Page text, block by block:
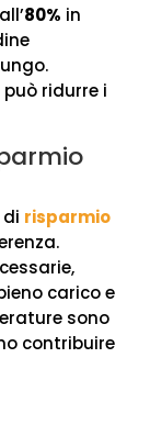
80% in
ridurre i
risparmio
carico e
sono
contribuire